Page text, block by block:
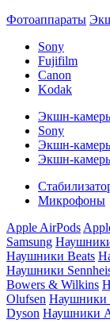
Фотоаппараты
Sony
Fujifilm
Canon
Kodak
Экшн-
Sony
Экшн-
Экшн-
Микрофоны
Apple AirPods
Samsung
Наушники Beats
Наушники
Bowers & Wilkins
Olufsen Наушники
Dyson Наушники